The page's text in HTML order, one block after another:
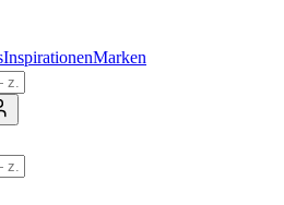
InspirationenMarken